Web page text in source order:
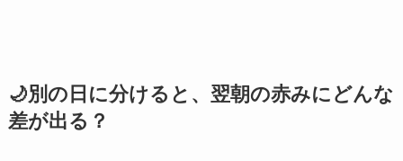
🌙別の日に分けると、翌朝の赤みにどんな
差が出る？